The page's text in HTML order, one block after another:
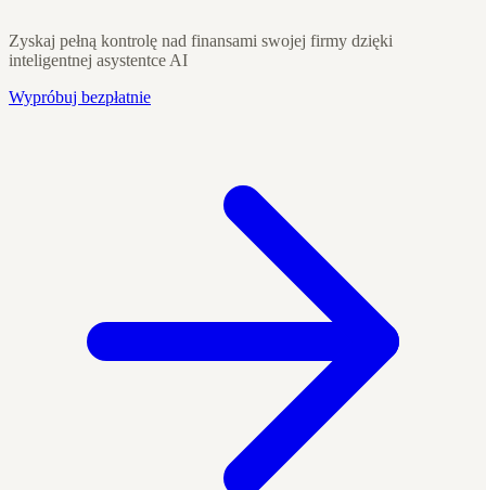
Zyskaj pełną kontrolę nad finansami swojej firmy dzięki
inteligentnej asystentce AI
Wypróbuj bezpłatnie